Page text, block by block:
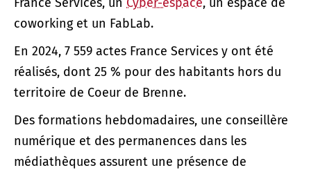
coworking et un FabLab.
En 2024, 7 559 actes France Services y ont été
réalisés, dont 25 % pour des habitants hors du
territoire de Coeur de Brenne.
Des formations hebdomadaires, une conseillère
numérique et des permanences dans les
médiathèques assurent une présence de